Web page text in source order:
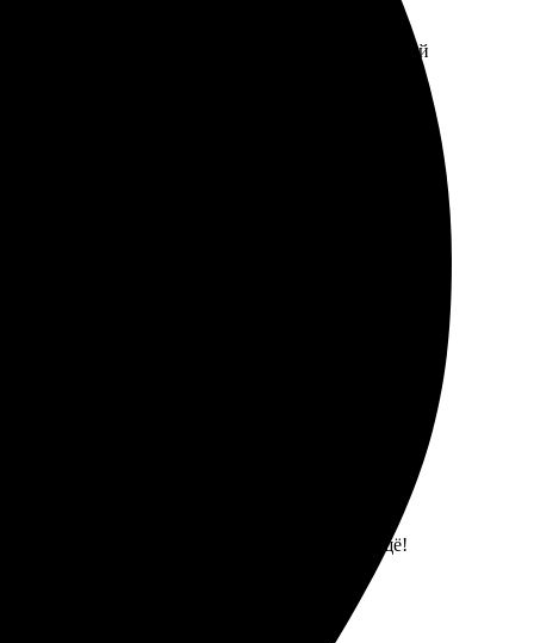
в обещанные сроки. Качество фотографий
— это вдохновляет!
и насыщенные. Упаковка надежная, фото не
превзошло ожидания! Буду обращаться ещё!